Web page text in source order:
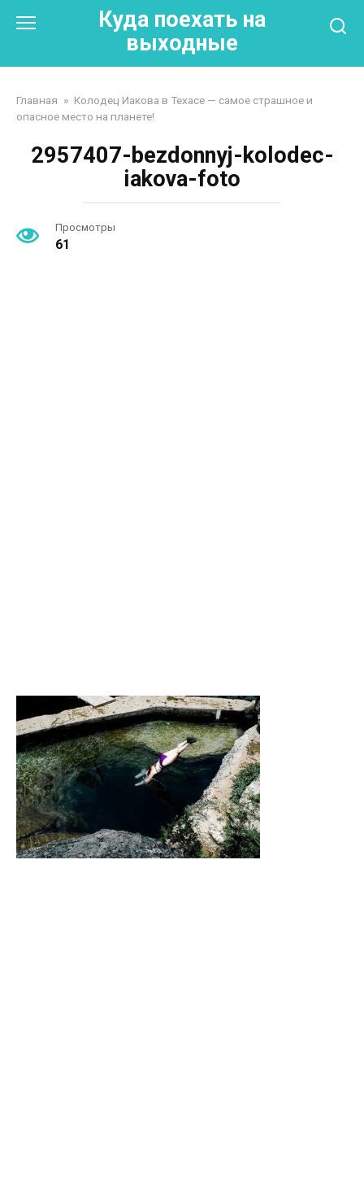
Куда поехать на
выходные
Главная » Колодец Иакова в Техасе — самое страшное и
опасное место на планете!
2957407-bezdonnyj-kolodec-
iakova-foto
Просмотры
61